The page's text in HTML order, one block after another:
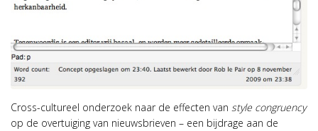
Cross-cultureel onderzoek naar de effecten van style congruency
op de overtuiging van nieuwsbrieven – een bijdrage aan de